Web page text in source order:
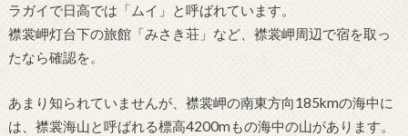
ラガイで日高では「ムイ」と呼ばれています。
襟裳岬灯台下の旅館「みさき荘」など、襟裳岬周辺で宿を取っ
たなら確認を。
あまり知られていませんが、襟裳岬の南東方向185kmの海中に
は、襟裳海山と呼ばれる標高4200mもの海中の山があります。